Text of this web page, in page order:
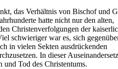
das Verhältnis von Bischof und
hatte nicht nur den alten,
Christenverfolgungen der
schwieriger war es, sich
in vielen Sekten ausdrückenden
In dieser
und Tod des Christentums.